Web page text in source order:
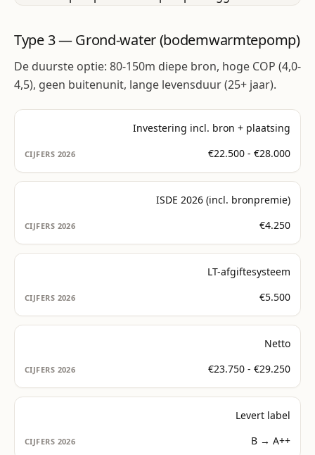
Type 3 — Grond-water (bodemwarmtepomp)
De duurste optie: 80-150m diepe bron, hoge COP (4,0-
4,5), geen buitenunit, lange levensduur (25+ jaar).
Investering incl. bron + plaatsing
€22.500 - €28.000
ISDE 2026 (incl. bronpremie)
€4.250
LT-afgiftesysteem
€5.500
Netto
€23.750 - €29.250
Levert label
B → A++